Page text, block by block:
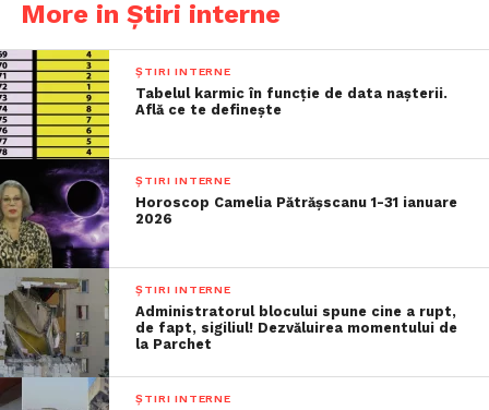
More in Știri interne
ȘTIRI INTERNE
Tabelul karmic în funcție de data nașterii.
Află ce te definește
ȘTIRI INTERNE
Horoscop Camelia Pătrășscanu 1-31 ianuare
2026
ȘTIRI INTERNE
Administratorul blocului spune cine a rupt,
de fapt, sigiliul! Dezvăluirea momentului de
la Parchet
ȘTIRI INTERNE